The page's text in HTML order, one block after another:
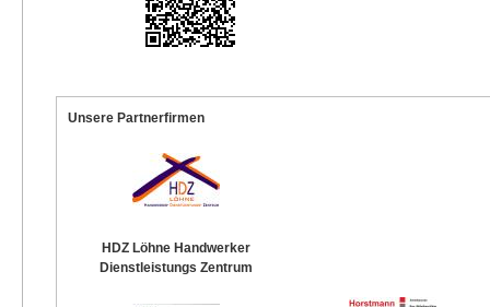
Unsere Partnerfirmen
HDZ Löhne Handwerker
Dienstleistungs Zentrum